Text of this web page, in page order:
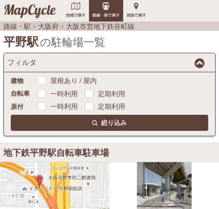
MapCycle 地域で探す 路線・駅で探す 地図で探す
路線・駅 大阪府 大阪市営地下鉄谷町線
平野駅の駐輪場一覧
フィルタ
建物 屋根あり / 屋内
自転車 一時利用 定期利用
原付 一時利用 定期利用
絞り込み
地下鉄平野駅自転車駐車場